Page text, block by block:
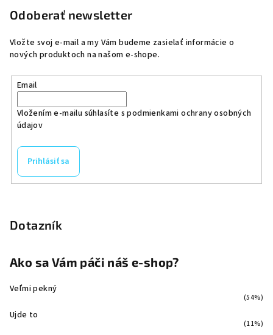
Odoberať newsletter
Vložte svoj e-mail a my Vám budeme zasielať informácie o
nových produktoch na našom e-shope.
Email
Vložením e-mailu súhlasíte spodmienkami ochrany osobných
údajov
Prihlásiť sa
Dotazník
Ako sa Vám páči náš e-shop?
Veľmi pekný
(54%)
Ujde to
(11%)